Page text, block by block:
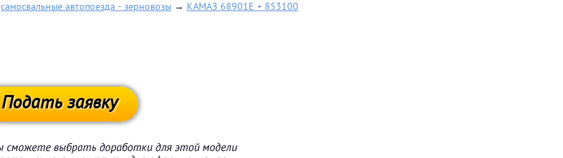
самосвальные автопоезда - зерновозы → КАМАЗ 68901Е + 853100
Подать заявку